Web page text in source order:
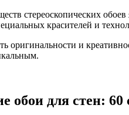
стереоскопических
красителей и
оригинальности и
обои для стен: